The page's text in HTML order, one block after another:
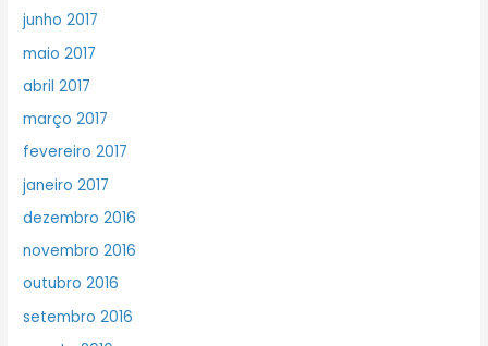
junho 2017
maio 2017
abril 2017
março 2017
fevereiro 2017
janeiro 2017
dezembro 2016
novembro 2016
outubro 2016
setembro 2016